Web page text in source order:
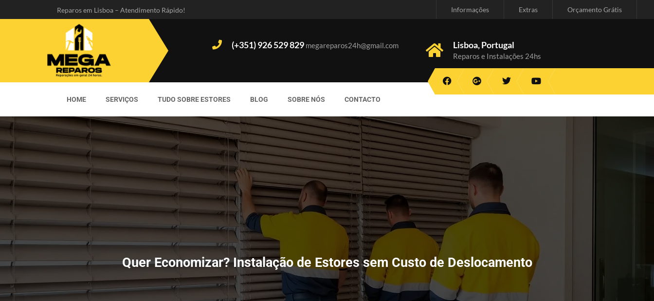
Reparos em Lisboa – Atendimento Rápido! Informações Extras Orçamento Grátis
(+351) 926 529 829 megareparos24h@gmail.com Lisboa, Portugal
Reparos e Instalações 24hs
HOME SERVIÇOS TUDO SOBRE ESTORES BLOG SOBRE NÓS CONTACTO
Quer Economizar? Instalação de Estores sem Custo de Deslocamento